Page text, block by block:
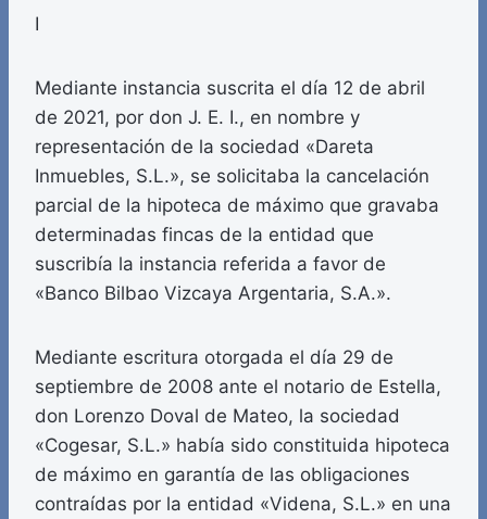
I
Mediante instancia suscrita el día 12 de abril
de 2021, por don J. E. I., en nombre y
representación de la sociedad «Dareta
Inmuebles, S.L.», se solicitaba la cancelación
parcial de la hipoteca de máximo que gravaba
determinadas fincas de la entidad que
suscribía la instancia referida a favor de
«Banco Bilbao Vizcaya Argentaria, S.A.».
Mediante escritura otorgada el día 29 de
septiembre de 2008 ante el notario de Estella,
don Lorenzo Doval de Mateo, la sociedad
«Cogesar, S.L.» había sido constituida hipoteca
de máximo en garantía de las obligaciones
contraídas por la entidad «Videna, S.L.» en una